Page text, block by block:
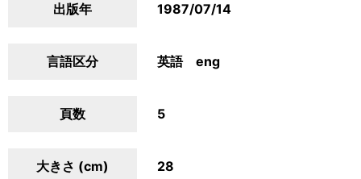
出版年 1987/07/14
言語区分 英語 eng
頁数 5
大きさ (cm) 28